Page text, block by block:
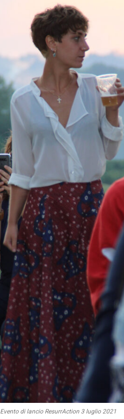
Evento di lancio ResurrAction 3 luglio 2021